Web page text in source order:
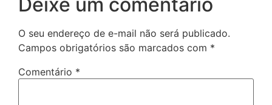
O seu endereço de e-mail não será publicado.
Campos obrigatórios são marcados com *
Comentário *